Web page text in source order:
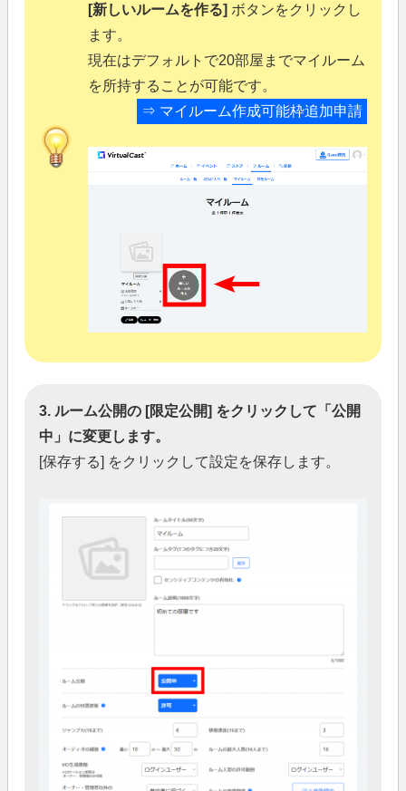
[新しいルームを作る] ボタンをクリックし
ます。
現在はデフォルトで20部屋までマイルーム
を所持することが可能です。
⇒ マイルーム作成可能枠追加申請
3. ルーム公開の [限定公開] をクリックして「公開
中」に変更します。
[保存する] をクリックして設定を保存します。